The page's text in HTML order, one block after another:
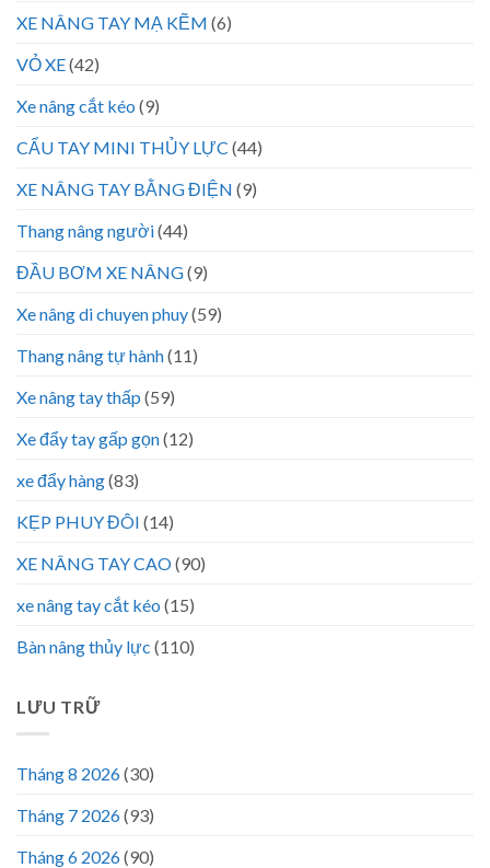
XE NÂNG TAY MẠ KẼM (6)
VỎ XE(42)
Xe nâng cắt kéo (9)
CẨU TAY MINI THỦY LỰC (44)
XE NÂNG TAY BẰNG ĐIỆN (9)
Thang nâng người(44)
ĐẦU BƠM XE NÂNG(9)
Xe nâng di chuyen phuy(59)
Thang nâng tự hành(11)
Xe nâng tay thấp (59)
Xe đẩy tay gấp gọn(12)
xe đẩy hàng(83)
KẸP PHUY ĐÔI (14)
XE NÂNG TAY CAO(90)
xe nâng tay cắt kéo (15)
Bàn nâng thủy lực (110)
LƯU TRỮ
Tháng 8 2026(30)
Tháng 7 2026(93)
Tháng 6 2026(90)